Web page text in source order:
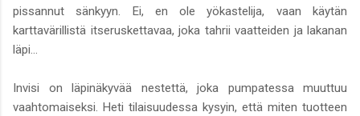
pissannut sänkyyn. Ei, en ole yökastelija, vaan käytän
karttavärillistä itseruskettavaa, joka tahrii vaatteiden ja lakanan
läpi...
Invisi on läpinäkyvää nestettä, joka pumpatessa muuttuu
vaahtomaiseksi. Heti tilaisuudessa kysyin, että miten tuotteen